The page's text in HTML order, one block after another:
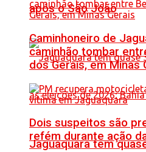
após o São João
Jaguaquara tem
Caminhoneiro de
caminhão tombar
dos Gerais, em Minas
Dois suspeitos são
refém durante ação